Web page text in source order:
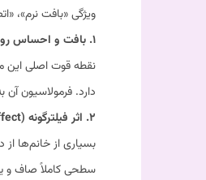
ویژگی «بافت نرم»،
۱. بافت و احساس روی لب (Texture)
نقطه قوت اصلی این
دارد. فرمولاسیون
۲. اثر فیلترگونه (Blur Effect)
بسیاری از خانم‌ها
سطحی کاملاً صاف و